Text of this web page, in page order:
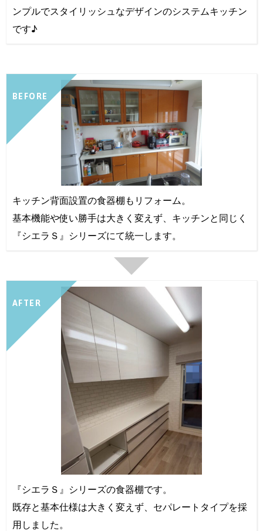
ンプルでスタイリッシュなデザインのシステムキッチン
です♪
BEFORE
キッチン背面設置の食器棚もリフォーム。
基本機能や使い勝手は大きく変えず、キッチンと同じく
『シエラＳ』シリーズにて統一します。
AFTER
『シエラＳ』シリーズの食器棚です。
既存と基本仕様は大きく変えず、セパレートタイプを採
用しました。